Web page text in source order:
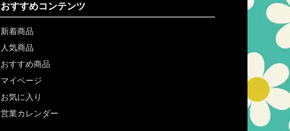
おすすめコンテンツ
新着商品
人気商品
おすすめ商品
マイページ
お気に入り
営業カレンダー